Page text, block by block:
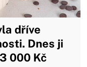
dříve
Dnes ji
000 Kč